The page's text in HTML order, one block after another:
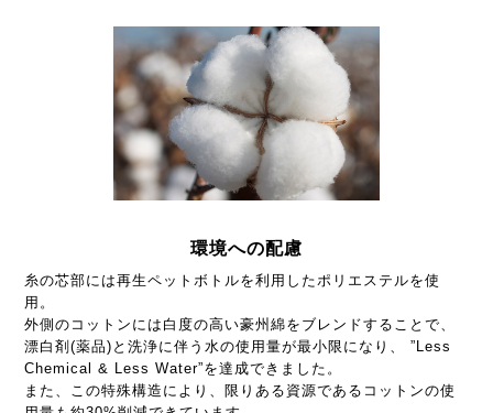
環境への配慮
糸の芯部には再生ペットボトルを利用したポリエステルを使
用。
外側のコットンには白度の高い豪州綿をブレンドすることで、
漂白剤(薬品)と洗浄に伴う水の使用量が最小限になり、 ”Less
Chemical & Less Water”を達成できました。
また、この特殊構造により、限りある資源であるコットンの使